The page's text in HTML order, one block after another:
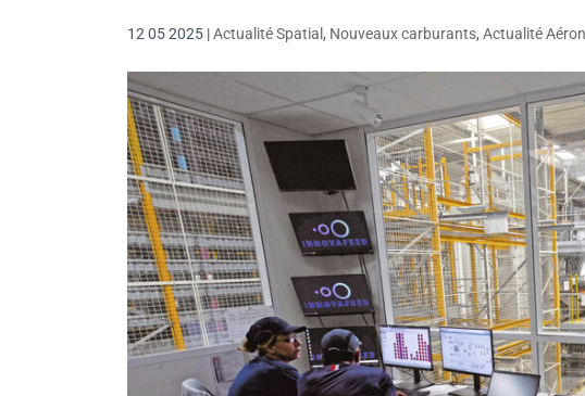
12 05 2025 |Actualité Spatial , Nouveaux carburants, Actualité